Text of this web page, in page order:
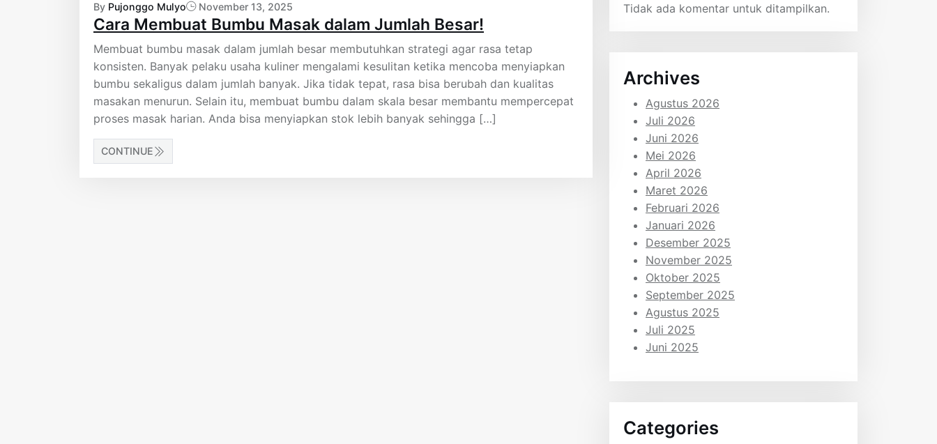
By Pujonggo Mulyo November 13, 2025
Cara Membuat Bumbu Masak dalam Jumlah Besar!
Membuat bumbu masak dalam jumlah besar membutuhkan strategi agar rasa tetap
konsisten. Banyak pelaku usaha kuliner mengalami kesulitan ketika mencoba menyiapkan
bumbu sekaligus dalam jumlah banyak. Jika tidak tepat, rasa bisa berubah dan kualitas
masakan menurun. Selain itu, membuat bumbu dalam skala besar membantu mempercepat
proses masak harian. Anda bisa menyiapkan stok lebih banyak sehingga […]
CONTINUE
Tidak ada komentar untuk ditampilkan.
Archives
Agustus 2026
Juli 2026
Juni 2026
Mei 2026
April 2026
Maret 2026
Februari 2026
Januari 2026
Desember 2025
November 2025
Oktober 2025
September 2025
Agustus 2025
Juli 2025
Juni 2025
Categories